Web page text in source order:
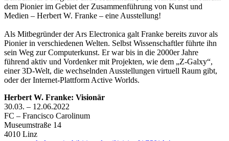
dem Pionier im Gebiet der Zusammenführung von Kunst und
Medien – Herbert W. Franke – eine Ausstellung!
Als Mitbegründer der Ars Electronica galt Franke bereits zuvor als
Pionier in verschiedenen Welten. Selbst Wissenschaftler führte ihn
sein Weg zur Computerkunst. Er war bis in die 2000er Jahre
führend aktiv und Vordenker mit Projekten, wie dem „Z-Galxy“,
einer 3D-Welt, die wechselnden Ausstellungen virtuell Raum gibt,
oder der Internet-Plattform Active Worlds.
Herbert W. Franke: Visionär
30.03. – 12.06.2022
FC – Francisco Carolinum
Museumstraße 14
4010 Linz